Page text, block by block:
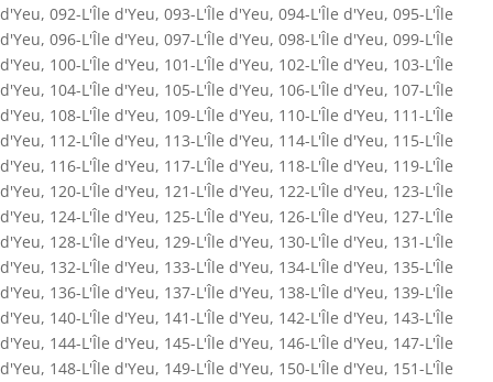
d'Yeu, 092-L'Île d'Yeu, 093-L'Île d'Yeu, 094-L'Île d'Yeu, 095-L'Île
d'Yeu, 096-L'Île d'Yeu, 097-L'Île d'Yeu, 098-L'Île d'Yeu, 099-L'Île
d'Yeu, 100-L'Île d'Yeu, 101-L'Île d'Yeu, 102-L'Île d'Yeu, 103-L'Île
d'Yeu, 104-L'Île d'Yeu, 105-L'Île d'Yeu, 106-L'Île d'Yeu, 107-L'Île
d'Yeu, 108-L'Île d'Yeu, 109-L'Île d'Yeu, 110-L'Île d'Yeu, 111-L'Île
d'Yeu, 112-L'Île d'Yeu, 113-L'Île d'Yeu, 114-L'Île d'Yeu, 115-L'Île
d'Yeu, 116-L'Île d'Yeu, 117-L'Île d'Yeu, 118-L'Île d'Yeu, 119-L'Île
d'Yeu, 120-L'Île d'Yeu, 121-L'Île d'Yeu, 122-L'Île d'Yeu, 123-L'Île
d'Yeu, 124-L'Île d'Yeu, 125-L'Île d'Yeu, 126-L'Île d'Yeu, 127-L'Île
d'Yeu, 128-L'Île d'Yeu, 129-L'Île d'Yeu, 130-L'Île d'Yeu, 131-L'Île
d'Yeu, 132-L'Île d'Yeu, 133-L'Île d'Yeu, 134-L'Île d'Yeu, 135-L'Île
d'Yeu, 136-L'Île d'Yeu, 137-L'Île d'Yeu, 138-L'Île d'Yeu, 139-L'Île
d'Yeu, 140-L'Île d'Yeu, 141-L'Île d'Yeu, 142-L'Île d'Yeu, 143-L'Île
d'Yeu, 144-L'Île d'Yeu, 145-L'Île d'Yeu, 146-L'Île d'Yeu, 147-L'Île
d'Yeu, 148-L'Île d'Yeu, 149-L'Île d'Yeu, 150-L'Île d'Yeu, 151-L'Île